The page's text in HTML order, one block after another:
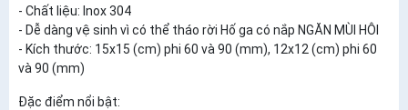
- Chất liệu: Inox 304
- Dễ dàng vệ sinh vì có thể tháo rời Hố ga có nắp NGĂN MÙI HÔI
- Kích thước: 15x15 (cm) phi 60 và 90 (mm), 12x12 (cm) phi 60
và 90 (mm)
Đặc điểm nổi bật: